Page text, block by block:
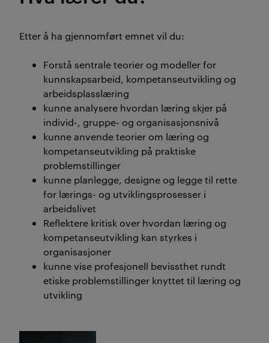
Etter å ha gjennomført emnet vil du:
Forstå sentrale teorier og modeller for
kunnskapsarbeid, kompetanseutvikling og
arbeidsplasslæring
kunne analysere hvordan læring skjer på
individ-, gruppe- og organisasjonsnivå
kunne anvende teorier om læring og
kompetanseutvikling på praktiske
problemstillinger
kunne planlegge, designe og legge til rette
for lærings- og utviklingsprosesser i
arbeidslivet
Reflektere kritisk over hvordan læring og
kompetanseutvikling kan styrkes i
organisasjoner
kunne vise profesjonell bevissthet rundt
etiske problemstillinger knyttet til læring og
utvikling